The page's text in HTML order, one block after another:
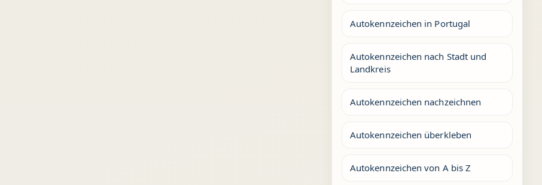
Autokennzeichen in Portugal
Autokennzeichen nach Stadt und
Landkreis
Autokennzeichen nachzeichnen
Autokennzeichen überkleben
Autokennzeichen von A bis Z